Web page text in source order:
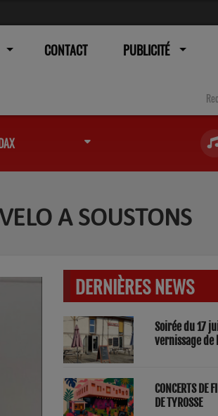
CONTACT PUBLICITÉ
A SOUSTONS
DERNIÈRES NEWS
Soirée du 17
vernissage de
CONCERTS DE
DE TYROSSE